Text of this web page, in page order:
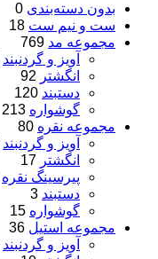
بدون دسته‌بندی 0
ست و نیم ست 18
مجموعه مد 769
آویز و گردنبند
انگشتر 92
دستبند 120
گوشواره 213
مجموعه نقره 80
آویز و گردنبند
انگشتر 17
پیرسینگ نقره
دستبند 3
گوشواره 15
مجموعه استیل 36
آویز و گردنبند